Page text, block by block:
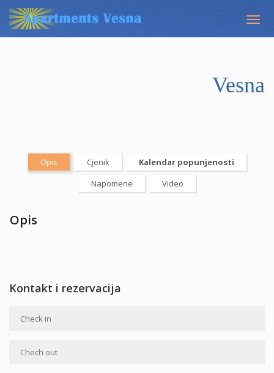
Vesna
Opis Cjenik
Kalendar popunjenosti
Napomene
Video
Opis
Kontakt i rezervacija